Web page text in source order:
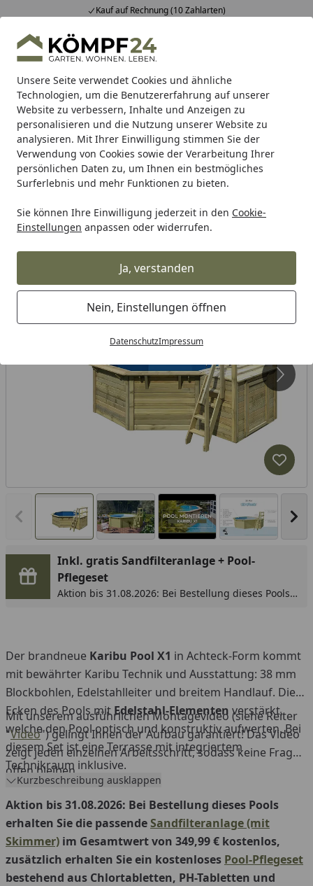
Unsere Seite verwendet Cookies und ähnliche
Technologien, um die Benutzererfahrung auf unserer
Website zu verbessern, Inhalte und Anzeigen zu
personalisieren und die Nutzung unserer Website zu
analysieren. Mit Ihrer Einwilligung stimmen Sie der
Verwendung von Cookies sowie der Verarbeitung Ihrer
persönlichen Daten zu, um Ihnen ein bestmögliches
Surferlebnis und mehr Funktionen zu bieten.
Sie können Ihre Einwilligung jederzeit in den Cookie-
Einstellungen anpassen oder widerrufen.
Ja, verstanden
Nein, Einstellungen öffnen
DatenschutzImpressum
Kauf auf Rechnung (10 Zahlarten)
Alle Produkte
Mein Konto
Suchen
Startseite
Freizeit & Sport Pool Aufstellpool Holzpool
Karibu Pool Modell X1 400 x 400 cm
mit Terrasse -
kesseldruckimprägniert mit
Metallecken inkl. gratis
Sandfilteranlage & Pool-Starterset
Vorheriges Bild anzeigen
Inkl. gratis Sandfilteranlage + Pool-
Pflegeset
Aktion bis 31.08.2026: Bei Bestellung dieses Pools
Chlortabletten, PH-Tabletten und
Wasserteststreifen im Gesamtwert von 69 €. Beide
gratis Artikel werden Ihrem Warenkorb
automatisch hinzugefügt.
Der brandneue Karibu Pool X1 in Achteck-Form kommt
mit bewährter Karibu Technik und Ausstattung: 38 mm
Blockbohlen, Edelstahlleiter und breitem Handlauf. Die
Ecken des Pools mitEdelstahl-Elementen verstärkt,
welche den Pool optisch und konstruktiv aufwerten. Bei
diesem Set ist eine Terrasse mit integriertem
Technikraum inklusive.
Außenmaß Deck: 400 x 400 cm / Maße Terrasse: 155 x
94,5 cm
Poolvolumen: ca. 11 m³
Folienfarbe: blau
Blockbohlenausführung: kesseldruckimprägniert
Mit unserem ausführlichen Montagevideo (siehe Reiter
"Video") gelingt Ihnen der Aufbau garantiert! Das Video
zeigt jeden einzelnen Arbeitsschritt, sodass keine Fragen
offen bleiben.
Kurzbeschreibung ausklappen
Aktion bis 31.08.2026: Bei Bestellung dieses Pools
erhalten Sie die passendeSandfilteranlage (mit
Skimmer) im Gesamtwert von 349,99 € kostenlos,
zusätzlich erhalten Sie ein kostenloses Pool-Pflegeset
bestehend aus Chlortabletten, PH-Tabletten und